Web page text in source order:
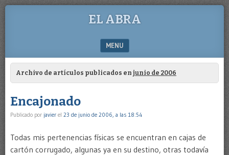
EL ABRA
MENU
SKIP TO CONTENT
Archivo de artículos publicados en junio de 2006
Encajonado
Publicado por javier el 23 de junio de 2006, a las 18:54
Todas mis pertenencias físicas se encuentran en cajas de
cartón corrugado, algunas ya en su destino, otras todavía